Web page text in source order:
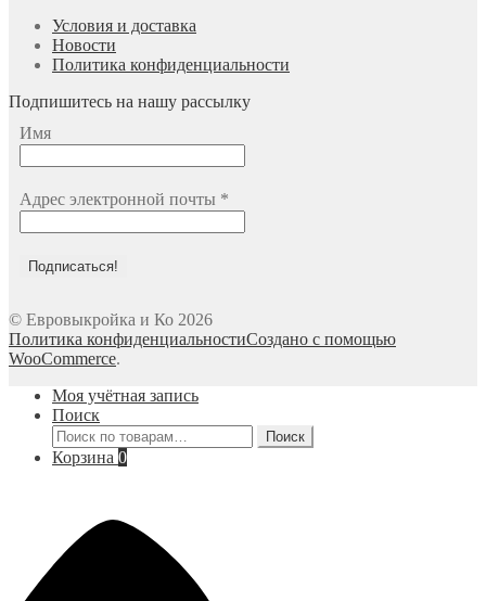
Условия и доставка
Новости
Политика конфиденциальности
Подпишитесь на нашу рассылку
Имя
Адрес электронной почты *
© Евровыкройка и Ко 2026
Политика конфиденциальностиСоздано с помощью
WooCommerce.
Моя учётная запись
Поиск
Искать:
Поиск
Корзина 0